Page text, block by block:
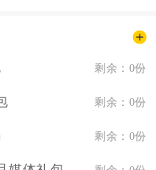
剩余：0份
剩余：0份
剩余：0份